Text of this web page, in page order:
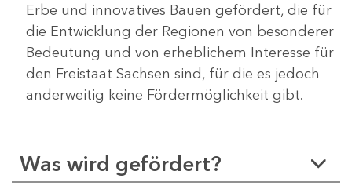
Erbe und innovatives Bauen gefördert, die für
die Entwicklung der Regionen von besonderer
Bedeutung und von erheblichem Interesse für
den Freistaat Sachsen sind, für die es jedoch
anderweitig keine Fördermöglichkeit gibt.
Was wird gefördert?